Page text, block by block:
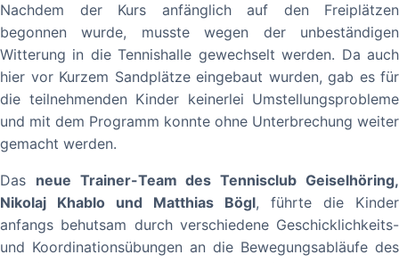
Nachdem der Kurs anfänglich auf den Freiplätzen
begonnen wurde, musste wegen der unbeständigen
Witterung in die Tennishalle gewechselt werden. Da auch
hier vor Kurzem Sandplätze eingebaut wurden, gab es für
die teilnehmenden Kinder keinerlei Umstellungsprobleme
und mit dem Programm konnte ohne Unterbrechung weiter
gemacht werden.
Das neue Trainer-Team des Tennisclub Geiselhöring,
Nikolaj Khablo und Matthias Bögl, führte die Kinder
anfangs behutsam durch verschiedene Geschicklichkeits-
und Koordinationsübungen an die Bewegungsabläufe des